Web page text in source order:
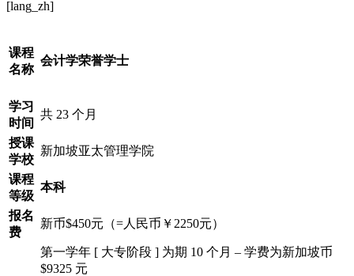
[lang_zh]
课程
名称
会计学荣誉学士
学习
时间
共 23 个月
授课
学校
新加坡亚太管理学院
课程
等级
本科
报名
费
新币$450元（=人民币￥2250元）
第一学年 [ 大专阶段 ] 为期 10 个月 – 学费为新加坡币
$9325 元